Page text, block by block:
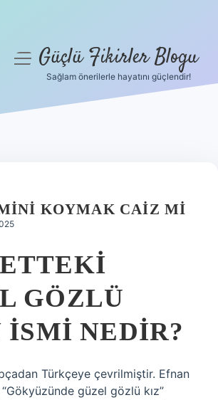
menüyüGüçlü Fikirler Blogu
Sağlam önerilerle hayatını güçlendir!
KOYMAK CAIZ MI
GÖZLÜ
NEDIR?
Türkçeye çevrilmiştir. Efnan
güzel gözlü kız”